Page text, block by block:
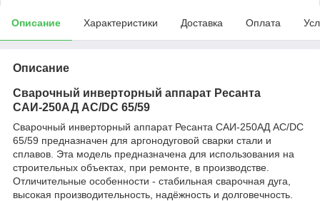
Описание Характеристики Доставка Оплата
Описание
Сварочный инверторный аппарат Ресанта
САИ-250АД AC/DC 65/59
Сварочный инверторный аппарат Ресанта САИ-250АД AC/DC
65/59 предназначен для аргонодуговой сварки стали и
сплавов. Эта модель предназначена для использования на
строительных объектах, при ремонте, в производстве.
Отличительные особенности - стабильная сварочная дуга,
высокая производительность, надёжность и долговечность.